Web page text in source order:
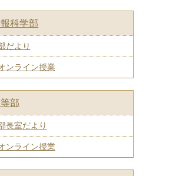
科学部
だより
ンライン授業
部
長室だより
ンライン授業